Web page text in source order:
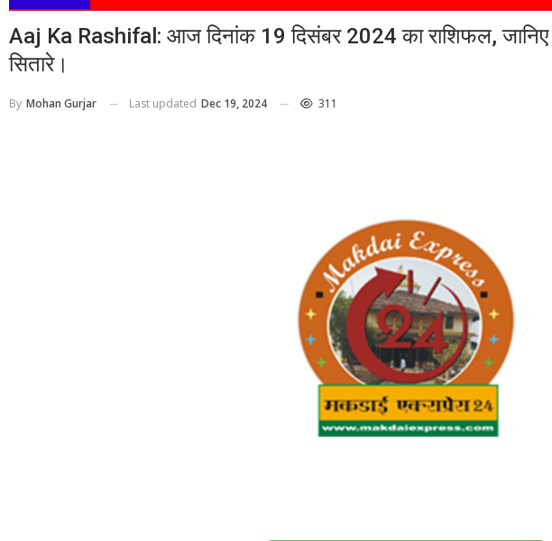
Aaj Ka Rashifal: आज दिनांक 19 दिसंबर 2024 का राशिफल,
सितारे।
By Mohan Gurjar Last updated Dec 19, 2024 311